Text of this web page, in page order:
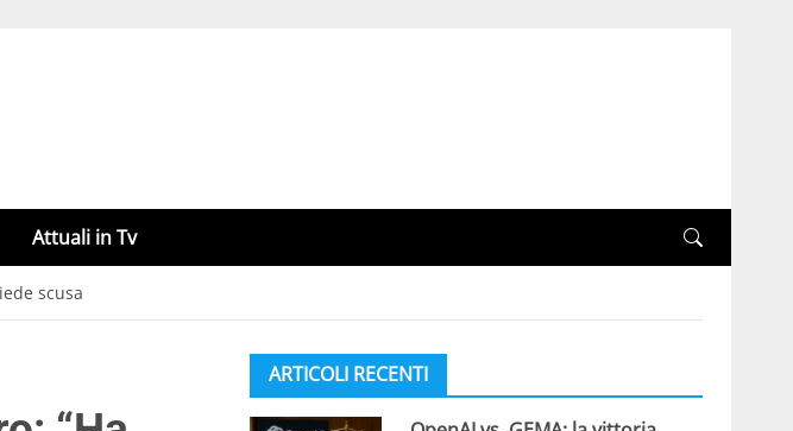
Attuali in Tv
scusa
ARTICOLI RECENTI